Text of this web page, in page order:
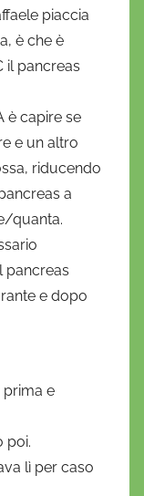
piaccia
è che è
il pancreas
è capire se
e un altro
riducendo
a
quanta.
pancreas
e dopo
prima e
poi.
lì per caso